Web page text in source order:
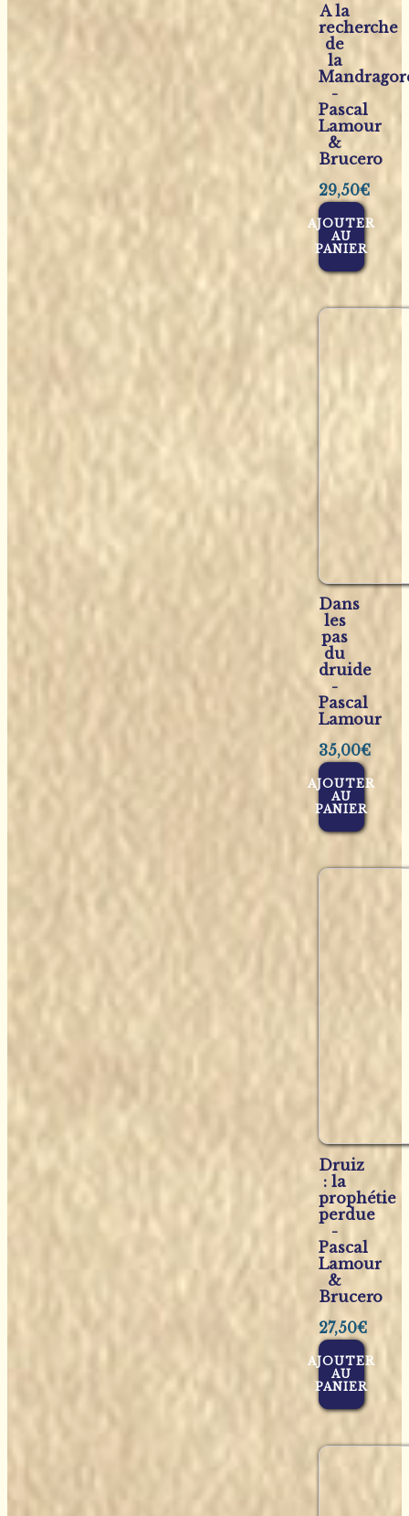
A la
recherche
de
la
-
Pascal
Lamour
&
Brucero
29,50€
AJOUTER
AU
PANIER
Dans
les
pas
du
druide
-
Pascal
Lamour
35,00€
AJOUTER
AU
PANIER
Druiz
: la
prophétie
perdue
-
Pascal
Lamour
&
Brucero
27,50€
AJOUTER
AU
PANIER